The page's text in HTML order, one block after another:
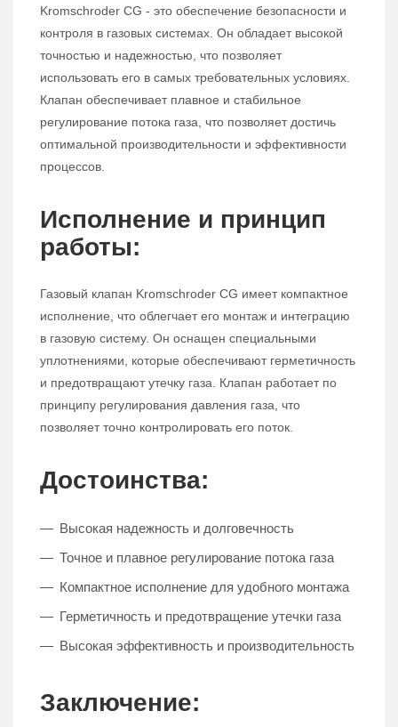
Kromschroder CG - это обеспечение безопасности и
контроля в газовых системах. Он обладает высокой
точностью и надежностью, что позволяет
использовать его в самых требовательных условиях.
Клапан обеспечивает плавное и стабильное
регулирование потока газа, что позволяет достичь
оптимальной производительности и эффективности
процессов.
Исполнение и принцип
работы:
Газовый клапан Kromschroder CG имеет компактное
исполнение, что облегчает его монтаж и интеграцию
в газовую систему. Он оснащен специальными
уплотнениями, которые обеспечивают герметичность
и предотвращают утечку газа. Клапан работает по
принципу регулирования давления газа, что
позволяет точно контролировать его поток.
Достоинства:
Высокая надежность и долговечность
Точное и плавное регулирование потока газа
Компактное исполнение для удобного монтажа
Герметичность и предотвращение утечки газа
Высокая эффективность и производительность
Заключение: